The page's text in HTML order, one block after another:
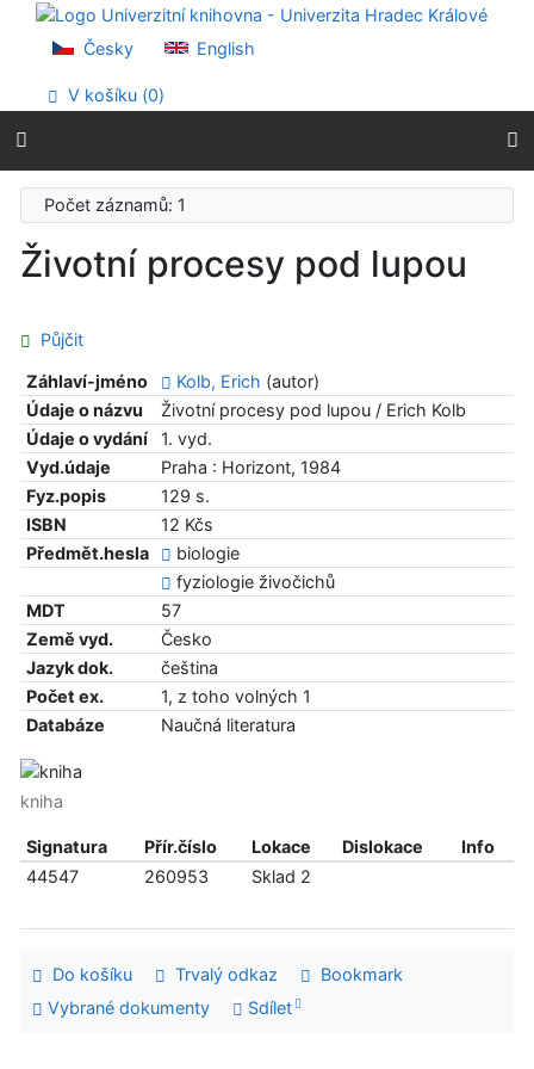
Přejít na obsah
Přejít na menu
Prohlášení o webové přístupnosti
Česky English
V košíku (0)
Počet záznamů: 1
Životní procesy pod lupou
Půjčit
Záhlaví-jméno Kolb, Erich (autor)
Údaje o názvu
Životní procesy pod lupou / Erich Kolb
Údaje o vydání
1. vyd.
Vyd.údaje
Praha : Horizont, 1984
Fyz.popis
129 s.
ISBN
12 Kčs
Předmět.hesla
biologie
fyziologie živočichů
MDT
57
Země vyd.
Česko
Jazyk dok.
čeština
Počet ex.
1, z toho volných 1
Databáze
Naučná literatura
kniha
Signatura Přír.číslo Lokace Dislokace
Info
44547
260953 Sklad 2
Do košíku Trvalý odkaz
Bookmark
Vybrané dokumenty
Sdílet